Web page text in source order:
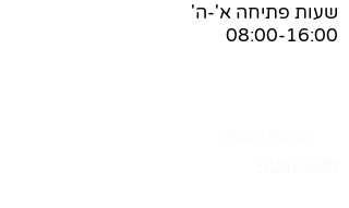
שעות פתיחה א'-ה'
08:00-16:00